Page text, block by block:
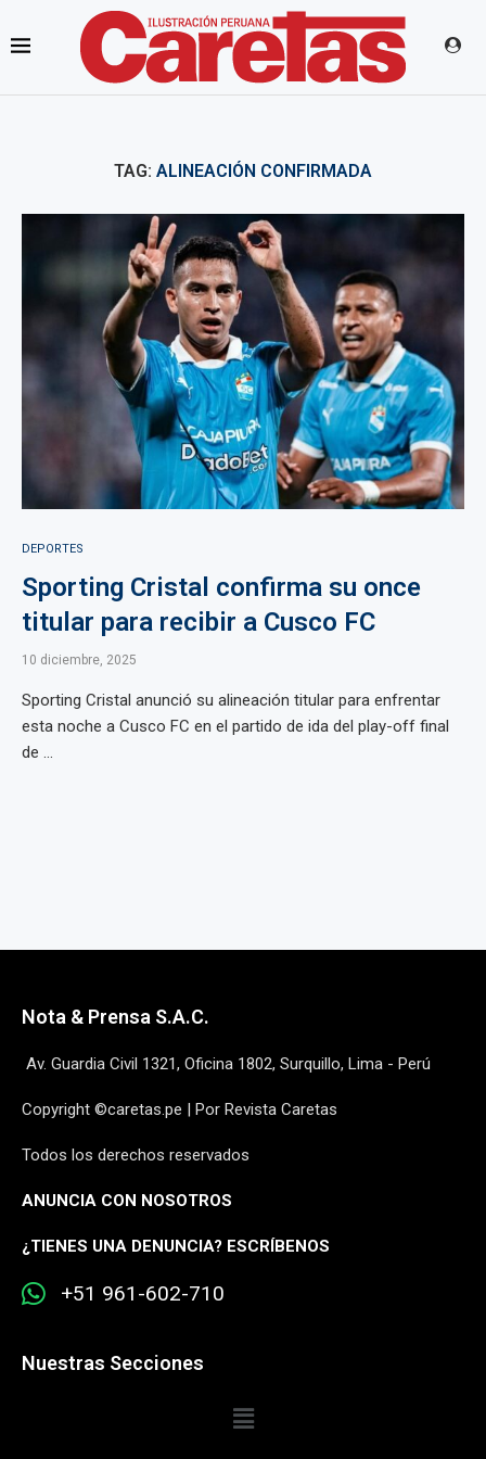
TAG: ALINEACIÓN CONFIRMADA
DEPORTES
Sporting Cristal confirma su once
titular para recibir a Cusco FC
10 diciembre, 2025
Sporting Cristal anunció su alineación titular para enfrentar
esta noche a Cusco FC en el partido de ida del play-off final
de ...
Nota & Prensa S.A.C.
Av. Guardia Civil 1321, Oficina 1802, Surquillo, Lima - Perú
Copyright ©caretas.pe | Por Revista Caretas
Todos los derechos reservados
ANUNCIA CON NOSOTROS
¿TIENES UNA DENUNCIA? ESCRÍBENOS
+51 961-602-710
Nuestras Secciones